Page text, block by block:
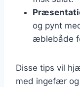
og pynt
æblebåde
Disse tips vil
med ingefær